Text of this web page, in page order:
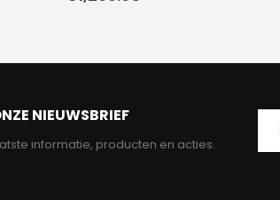
NIEUWSBRIEF
informatie, producten en acties.